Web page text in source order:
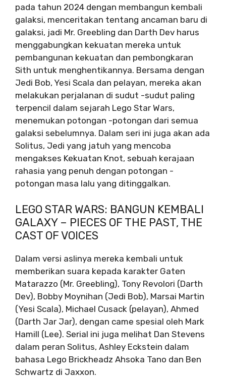
pada tahun 2024 dengan membangun kembali
galaksi, menceritakan tentang ancaman baru di
galaksi, jadi Mr. Greebling dan Darth Dev harus
menggabungkan kekuatan mereka untuk
pembangunan kekuatan dan pembongkaran
Sith untuk menghentikannya. Bersama dengan
Jedi Bob, Yesi Scala dan pelayan, mereka akan
melakukan perjalanan di sudut -sudut paling
terpencil dalam sejarah Lego Star Wars,
menemukan potongan -potongan dari semua
galaksi sebelumnya. Dalam seri ini juga akan ada
Solitus, Jedi yang jatuh yang mencoba
mengakses Kekuatan Knot, sebuah kerajaan
rahasia yang penuh dengan potongan -
potongan masa lalu yang ditinggalkan.
LEGO STAR WARS: BANGUN KEMBALI
GALAXY – PIECES OF THE PAST, THE
CAST OF VOICES
Dalam versi aslinya mereka kembali untuk
memberikan suara kepada karakter Gaten
Matarazzo (Mr. Greebling), Tony Revolori (Darth
Dev), Bobby Moynihan (Jedi Bob), Marsai Martin
(Yesi Scala), Michael Cusack (pelayan), Ahmed
(Darth Jar Jar), ​​dengan came spesial oleh Mark
Hamill (Lee). Serial ini juga melihat Dan Stevens
dalam peran Solitus, Ashley Eckstein dalam
bahasa Lego Brickheadz Ahsoka Tano dan Ben
Schwartz di Jaxxon.